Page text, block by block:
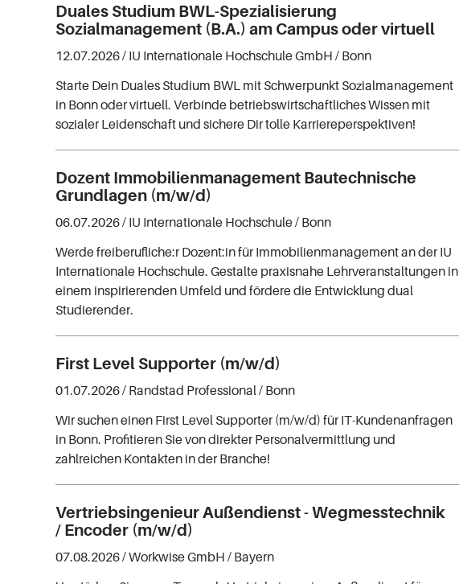
Duales Studium BWL-Spezialisierung
Sozialmanagement (B.A.) am Campus oder virtuell
12.07.2026 / IU Internationale Hochschule GmbH / Bonn
Starte Dein Duales Studium BWL mit Schwerpunkt Sozialmanagement
in Bonn oder virtuell. Verbinde betriebswirtschaftliches Wissen mit
sozialer Leidenschaft und sichere Dir tolle Karriereperspektiven!
Dozent Immobilienmanagement Bautechnische
Grundlagen (m/w/d)
06.07.2026 / IU Internationale Hochschule/ Bonn
Werde freiberufliche:r Dozent:in für Immobilienmanagement an der IU
Internationale Hochschule. Gestalte praxisnahe Lehrveranstaltungen in
einem inspirierenden Umfeld und fördere die Entwicklung dual
Studierender.
First Level Supporter (m/w/d)
01.07.2026 / Randstad Professional / Bonn
Wir suchen einen First Level Supporter (m/w/d) für IT-Kundenanfragen
in Bonn. Profitieren Sie von direkter Personalvermittlung und
zahlreichen Kontakten in der Branche!
Vertriebsingenieur Außendienst - Wegmesstechnik
/ Encoder (m/w/d)
07.08.2026 /Workwise GmbH / Bayern